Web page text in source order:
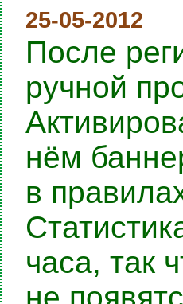
25-05-2012
После
ручной
нём
в
часа, так